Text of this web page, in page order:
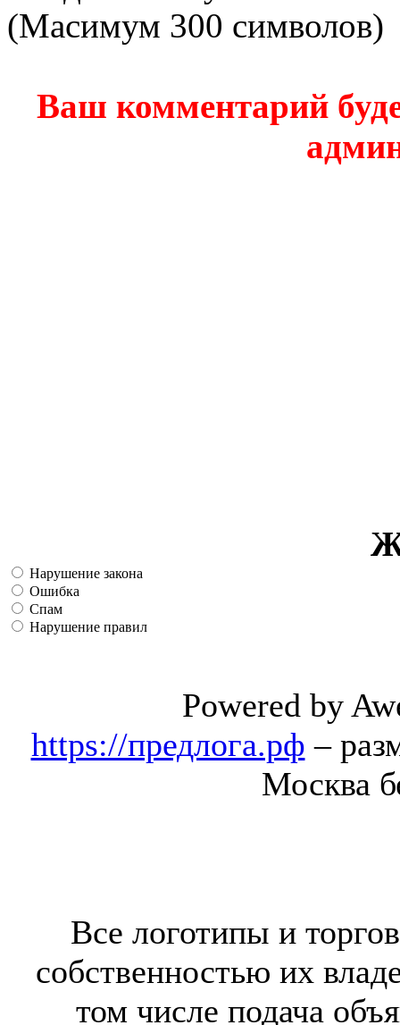
(Масимум 300 символов)
Ваш комментарий
Нарушение закона
Ошибка
Спам
Нарушение правил
Powered by
https://предлога.рф –
Москва
Все логотипы и
собственностью их
том числе подача